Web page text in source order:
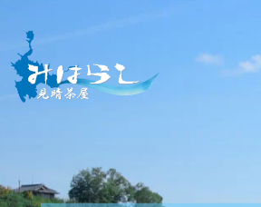
content